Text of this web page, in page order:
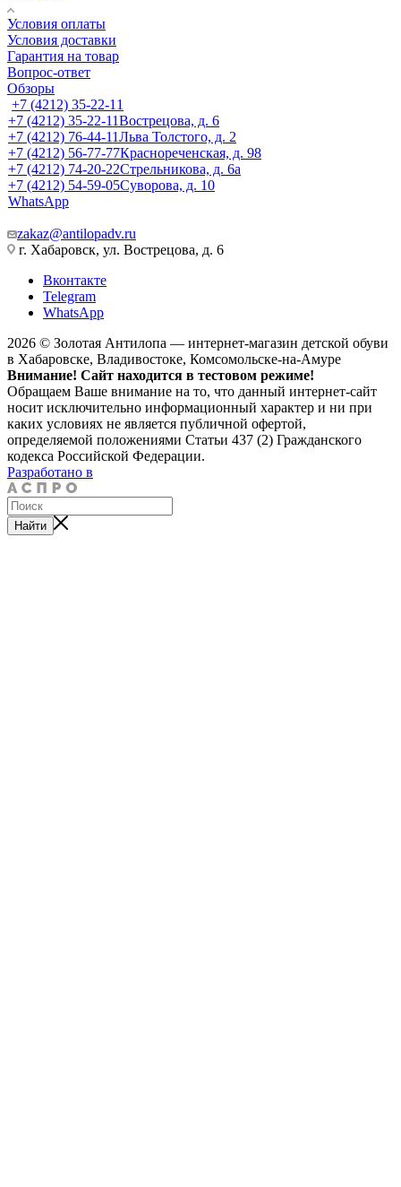
Условия оплаты
Условия доставки
Гарантия на товар
Вопрос-ответ
Обзоры
+7 (4212) 35-22-11
+7 (4212) 35-22-11Вострецова, д. 6
+7 (4212) 76-44-11Льва Толстого, д. 2
+7 (4212) 56-77-77Краснореченская, д. 98
+7 (4212) 74-20-22Стрельникова, д. 6а
+7 (4212) 54-59-05Суворова, д. 10
WhatsApp
zakaz@antilopadv.ru
г. Хабаровск, ул. Вострецова, д. 6
Вконтакте
Telegram
WhatsApp
2026 © Золотая Антилопа — интернет-магазин детской обуви
в Хабаровске, Владивостоке, Комсомольске-на-Амуре
Внимание! Сайт находится в тестовом режиме!
Обращаем Ваше внимание на то, что данный интернет-сайт
носит исключительно информационный характер и ни при
каких условиях не является публичной офертой,
определяемой положениями Статьи 437 (2) Гражданского
кодекса Российской Федерации.
Разработано в
Найти